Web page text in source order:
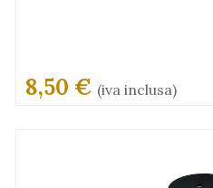
8,50 € (iva inclusa)